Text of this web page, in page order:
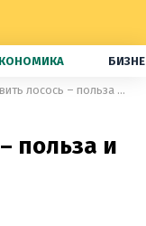
Как готовить лосось – польза и вред красной рыбы
польза и